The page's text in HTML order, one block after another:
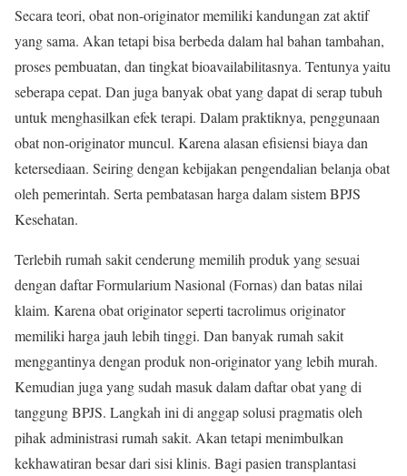
Secara teori, obat non-originator memiliki kandungan zat aktif
yang sama. Akan tetapi bisa berbeda dalam hal bahan tambahan,
proses pembuatan, dan tingkat bioavailabilitasnya. Tentunya yaitu
seberapa cepat. Dan juga banyak obat yang dapat di serap tubuh
untuk menghasilkan efek terapi. Dalam praktiknya, penggunaan
obat non-originator muncul. Karena alasan efisiensi biaya dan
ketersediaan. Seiring dengan kebijakan pengendalian belanja obat
oleh pemerintah. Serta pembatasan harga dalam sistem BPJS
Kesehatan.
Terlebih rumah sakit cenderung memilih produk yang sesuai
dengan daftar Formularium Nasional (Fornas) dan batas nilai
klaim. Karena obat originator seperti tacrolimus originator
memiliki harga jauh lebih tinggi. Dan banyak rumah sakit
menggantinya dengan produk non-originator yang lebih murah.
Kemudian juga yang sudah masuk dalam daftar obat yang di
tanggung BPJS. Langkah ini di anggap solusi pragmatis oleh
pihak administrasi rumah sakit. Akan tetapi menimbulkan
kekhawatiran besar dari sisi klinis. Bagi pasien transplantasi